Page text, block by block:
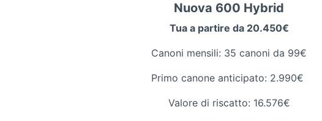
Nuova 600 Hybrid
Tua a partire da 20.450€
Canoni mensili: 35 canoni da 99€
Primo canone anticipato: 2.990€
Valore di riscatto: 16.576€